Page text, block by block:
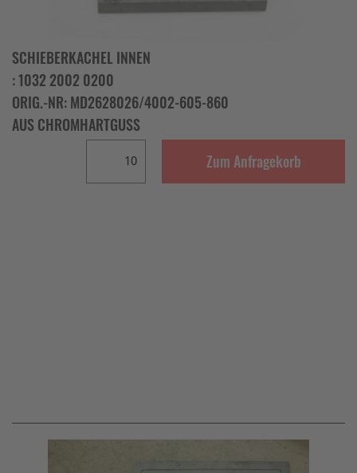
SCHIEBERKACHEL INNEN
: 1032 2002 0200
ORIG.-NR: MD2628026/4002-605-860
AUS CHROMHARTGUSS
Zum Anfragekorb